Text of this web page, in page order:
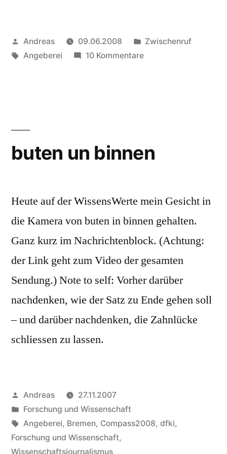
Veröffentlicht
von
Andreas 09.06.2008
Veröffentlicht
Zwischenruf
Schlagwörter:
Angeberei 10 Kommentarezu
buten un binnen
Heute auf der WissensWerte mein Gesicht in
die Kamera von buten in binnen gehalten.
Ganz kurz im Nachrichtenblock. (Achtung:
der Link geht zum Video der gesamten
Sendung.) Note to self: Vorher darüber
nachdenken, wie der Satz zu Ende gehen soll
– und darüber nachdenken, die Zahnlücke
schliessen zu lassen.
Veröffentlicht
von
Andreas
27.11.2007
Veröffentlicht
in
Forschung und Wissenschaft
Schlagwörter:
Angeberei, Bremen, Compass2008, dfki,
Forschung und Wissenschaft,
Wissenschaftsjournalismus